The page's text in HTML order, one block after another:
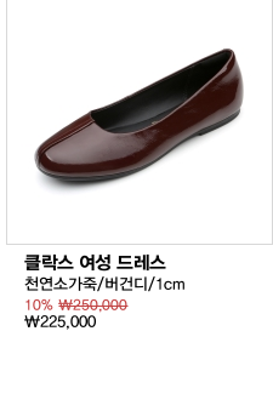
클락스 여성 드레스
천연소가죽/버건디/1cm
10%₩250,000
₩225,000